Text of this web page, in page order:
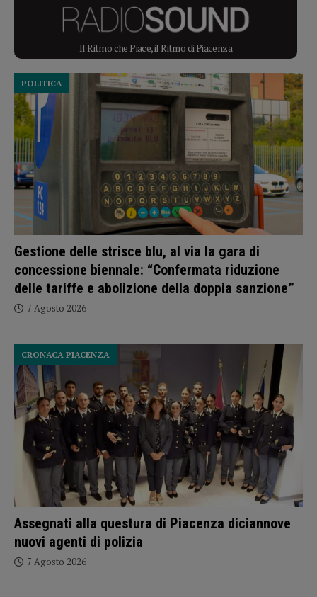
Il Ritmo che Piace, il Ritmo di Piacenza
Gestione delle strisce blu, al via la gara di
concessione biennale: “Confermata riduzione
delle tariffe e abolizione della doppia sanzione”
POLITICA
7 Agosto 2026
Assegnati alla questura di Piacenza diciannove
nuovi agenti di polizia
CRONACA PIACENZA
7 Agosto 2026